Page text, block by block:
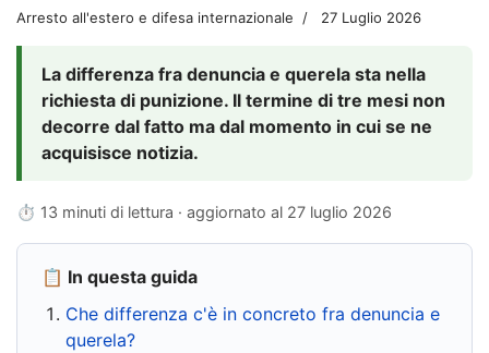
Arresto all'estero e difesa internazionale 27 Luglio 2026
La differenza fra denuncia e querela sta nella
richiesta di punizione. Il termine di tre mesi non
decorre dal fatto ma dal momento in cui se ne
acquisisce notizia.
⏱ 13 minuti di lettura · aggiornato al 27 luglio 2026
📋 In questa guida
Che differenza c'è in concreto fra denuncia e
querela?